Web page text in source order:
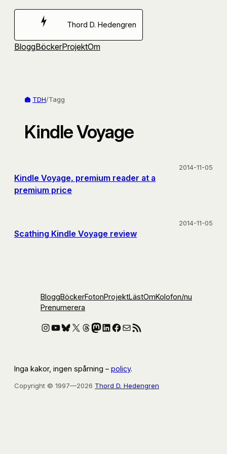
Hoppa
Thord D. Hedengren
BloggBöckerProjektOm
TDH/Tagg
Kindle Voyage
Kindle Voyage, premium reader at a
premium price
2014-11-05
Scathing Kindle Voyage review
2014-11-05
BloggBöckerFotonProjektLästOmKolofon/nu
Prenumerera
Instagram
YouTube
Bluesky
X Threads
Mastodon
LinkedIn
Facebook
E-postRSS-flöde
Inga kakor, ingen spårning – policy.
Copyright © 1997—2026 Thord D. Hedengren